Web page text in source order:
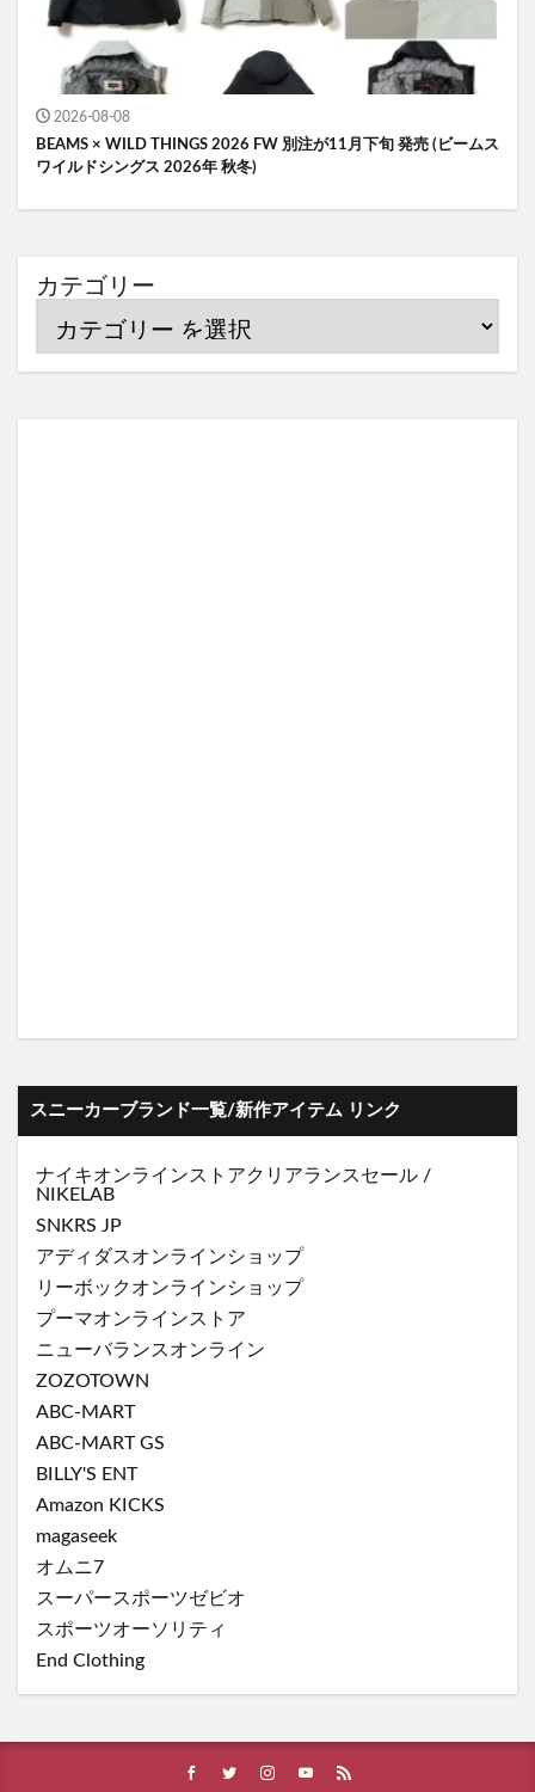
2026-08-08
BEAMS × WILD THINGS 2026 FW 別注が11月下旬 発売 (ビームス
ワイルドシングス 2026年 秋冬)
カテゴリー
スニーカーブランド一覧/新作アイテム リンク
ナイキオンラインストアクリアランスセール /
NIKELAB
SNKRS JP
アディダスオンラインショップ
リーボックオンラインショップ
プーマオンラインストア
ニューバランスオンライン
ZOZOTOWN
ABC-MART
ABC-MART GS
BILLY'S ENT
Amazon KICKS
magaseek
オムニ7
スーパースポーツゼビオ
スポーツオーソリティ
End Clothing